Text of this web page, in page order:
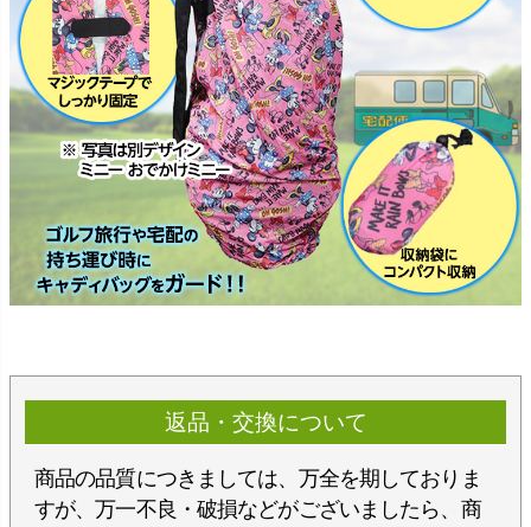
返品・交換について
商品の品質につきましては、万全を期しておりま
すが、万一不良・破損などがございましたら、商